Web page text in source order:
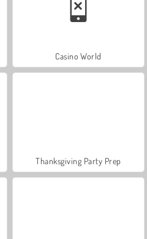
Casino World
Thanksgiving Party Prep